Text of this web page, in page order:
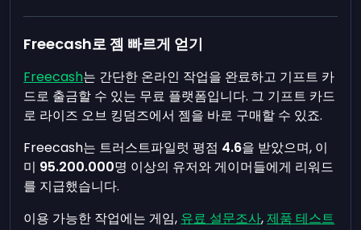
Freecash로 젬 빠르게 얻기
Freecash는 간단한 온라인 작업을 완료하고 기프트 카
드로 출금할 수 있는 무료 플랫폼입니다. 그 기프트 카드
로 라이즈 오브 킹덤즈에서 젬을 바로 구매할 수 있죠.
Freecash는 트러스트파일럿 평점 4.6을 받았으며, 이
미 95.200.000명 이상의 유저와 게이머들에게 리워드
를 지급했습니다.
이용 가능한 작업에는 게임, 유료 설문조사,제품 테스트